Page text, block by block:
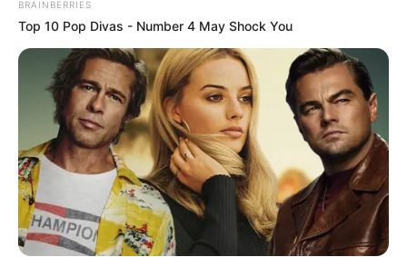
BRAINBERRIES
Top 10 Pop Divas - Number 4 May Shock You